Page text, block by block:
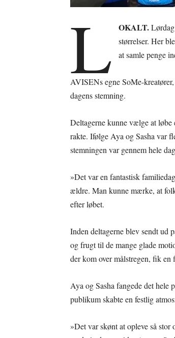
L OKALT.
størrelser. Her
at samle penge
AVISENs egne SoMe-
dagens stemning.
Deltagerne kunne vælge at
rakte. Ifølge Aya og Sasha var
stemningen var gennem hele
»Det var en fantastisk
ældre. Man kunne mærke, at
efter løbet.
Inden deltagerne blev sendt ud
og frugt til de mange glade
der kom over målstregen, fik en
Aya og Sasha fangede det hele
publikum skabte en festlig
»Det var skønt at opleve så